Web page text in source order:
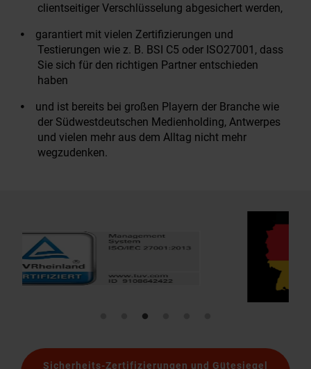
clientseitiger Verschlüsselung abgesichert werden,
garantiert mit vielen Zertifizierungen und
Testierungen wie z. B. BSI C5 oder ISO27001, dass
Sie sich für den richtigen Partner entschieden
haben
und ist bereits bei großen Playern der Branche wie
der Südwestdeutschen Medienholding, Antwerpes
und vielen mehr aus dem Alltag nicht mehr
wegzudenken.
Sicherheits-Zertifizierungen und Gütesiegel